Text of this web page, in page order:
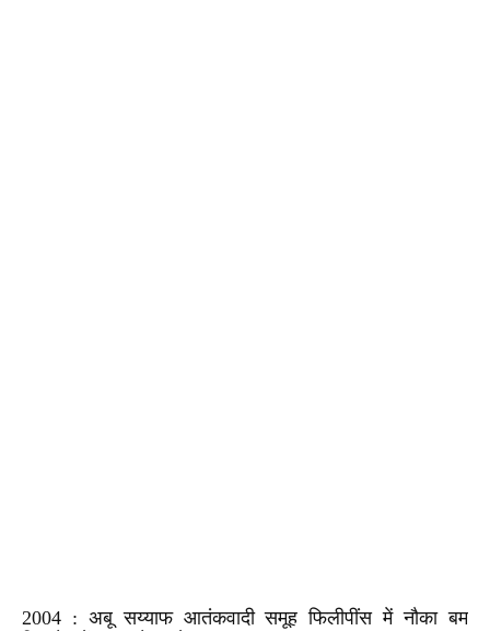
2004 : अबू सय्याफ आतंकवादी समूह फिलीपींस में नौका बम